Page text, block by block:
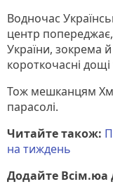
Водночас
центр
України, зокрема
короткочасні дощі
Тож мешканцям
парасолі.
Читайте також:
на тиждень
Додайте Всім.юа